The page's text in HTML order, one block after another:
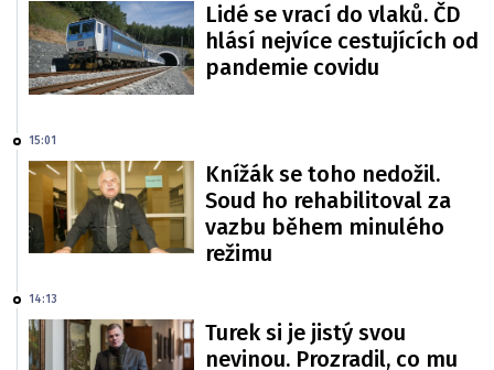
Lidé se vrací do vlaků. ČD
hlásí nejvíce cestujících od
pandemie covidu
15:01
Knížák se toho nedožil.
Soud ho rehabilitoval za
vazbu během minulého
režimu
14:13
Turek si je jistý svou
nevinou. Prozradil, co mu